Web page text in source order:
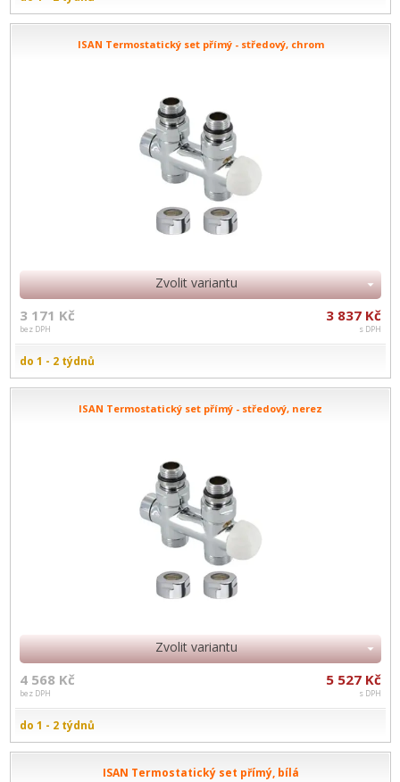
ISAN Termostatický set přímý - středový, chrom
Zvolit variantu
3 171 Kč
bez DPH
3 837 Kč
s DPH
do 1 - 2 týdnů
ISAN Termostatický set přímý - středový, nerez
Zvolit variantu
4 568 Kč
bez DPH
5 527 Kč
s DPH
do 1 - 2 týdnů
ISAN Termostatický set přímý, bílá